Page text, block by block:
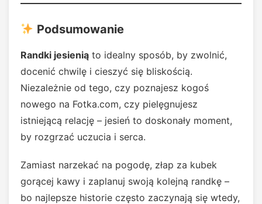
Podsumowanie
Randki jesienią to idealny sposób, by zwolnić,
docenić chwilę i cieszyć się bliskością.
Niezależnie od tego, czy poznajesz kogoś
nowego na Fotka.com, czy pielęgnujesz
istniejącą relację – jesień to doskonały moment,
by rozgrzać uczucia i serca.
Zamiast narzekać na pogodę, złap za kubek
gorącej kawy i zaplanuj swoją kolejną randkę –
bo najlepsze historie często zaczynają się wtedy,